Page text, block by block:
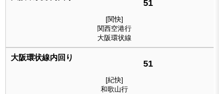
51
[関快]
関西空港行
大阪環状線
51
[紀快]
和歌山行